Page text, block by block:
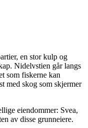
en stor kulp og
Nidelvstien går langs
som fiskerne kan
med skog som skjermer
eiendommer: Svea,
av disse grunneiere.